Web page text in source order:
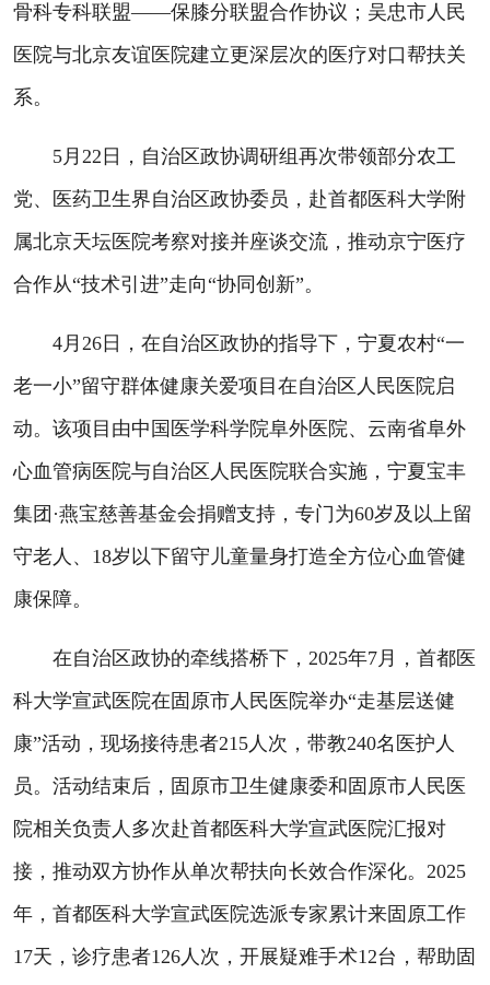
骨科专科联盟——保膝分联盟合作协议；吴忠市人民
医院与北京友谊医院建立更深层次的医疗对口帮扶关
系。
5月22日，自治区政协调研组再次带领部分农工
党、医药卫生界自治区政协委员，赴首都医科大学附
属北京天坛医院考察对接并座谈交流，推动京宁医疗
合作从“技术引进”走向“协同创新”。
4月26日，在自治区政协的指导下，宁夏农村“一
老一小”留守群体健康关爱项目在自治区人民医院启
动。该项目由中国医学科学院阜外医院、云南省阜外
心血管病医院与自治区人民医院联合实施，宁夏宝丰
集团·燕宝慈善基金会捐赠支持，专门为60岁及以上留
守老人、18岁以下留守儿童量身打造全方位心血管健
康保障。
在自治区政协的牵线搭桥下，2025年7月，首都医
科大学宣武医院在固原市人民医院举办“走基层送健
康”活动，现场接待患者215人次，带教240名医护人
员。活动结束后，固原市卫生健康委和固原市人民医
院相关负责人多次赴首都医科大学宣武医院汇报对
接，推动双方协作从单次帮扶向长效合作深化。2025
年，首都医科大学宣武医院选派专家累计来固原工作
17天，诊疗患者126人次，开展疑难手术12台，帮助固